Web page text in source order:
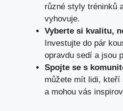
různé styly tréninků
vyhovuje.
Vyberte si kvalitu,
Investujte do pár
opravdu sedí a jsou
Spojte se s
můžete mít lidi,
a mohou vás